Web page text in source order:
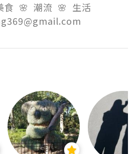
食  🌸  潮流  🌸  生活